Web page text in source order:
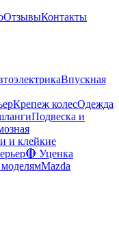
ОтзывыКонтакты
Впускная
Крепеж колесОдежда
Подвеска и
и клейкие
🔴 Уценка
Mazda